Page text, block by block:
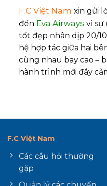
F.C Việt Nam xin gửi
đến Eva Airways vì sự
tốt đẹp nhân dịp 20/
hệ hợp tác giữa hai
cùng nhau bay cao –
hành trình mới đầy
F.C Việt Nam
Các câu hỏi thường
gặp